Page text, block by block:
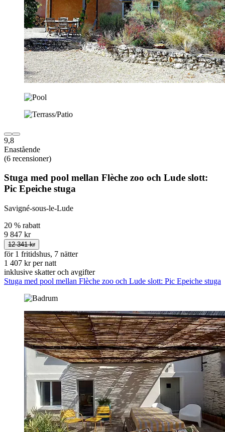
9,8
Enastående
(6 recensioner)
Stuga med pool mellan Flèche zoo och Lude slott:
Pic Epeiche stuga
Savigné-sous-le-Lude
20 % rabatt
9 847 kr
12 341 kr
för 1 fritidshus, 7 nätter
1 407 kr per natt
inklusive skatter och avgifter
Stuga med pool mellan Flèche zoo och Lude slott: Pic Epeiche stuga